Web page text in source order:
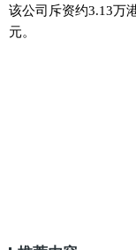
该公司斥资约3.13万
元。